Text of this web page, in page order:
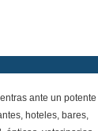
ante un potente
hoteles, bares,